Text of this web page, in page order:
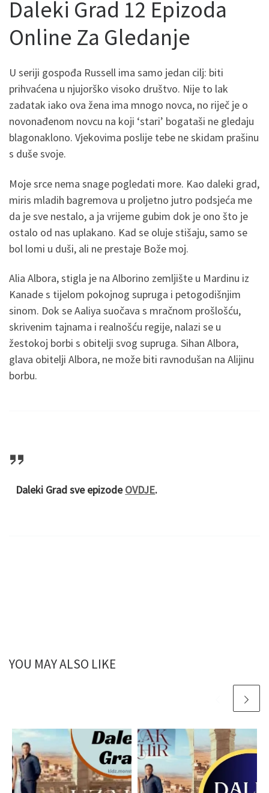
Daleki Grad 12 Epizoda
Online Za Gledanje
U seriji gospođa Russell ima samo jedan cilj: biti
prihvaćena u njujorško visoko društvo. Nije to lak
zadatak iako ova žena ima mnogo novca, no riječ je o
novonađenom novcu na koji ‘stari’ bogataši ne gledaju
blagonaklono. Vjekovima poslije tebe ne skidam prašinu
s duše svoje.
Moje srce nema snage pogledati more. Kao daleki grad,
miris mladih bagremova u proljetno jutro podsjeća me
da je sve nestalo, a ja vrijeme gubim dok je ono što je
ostalo od nas uplakano. Kad se oluje stišaju, samo se
bol lomi u duši, ali ne prestaje Bože moj.
Alia Albora, stigla je na Alborino zemljište u Mardinu iz
Kanade s tijelom pokojnog supruga i petogodišnjim
sinom. Dok se Aaliya suočava s mračnom prošlošću,
skrivenim tajnama i realnošću regije, nalazi se u
žestokoj borbi s obitelji svog supruga. Sihan Albora,
glava obitelji Albora, ne može biti ravnodušan na Alijinu
borbu.
Daleki Grad sve epizodeOVDJE.
YOU MAY ALSO LIKE